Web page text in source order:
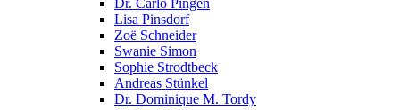
Dr. Carlo Pingen
Lisa Pinsdorf
Zoë Schneider
Swanie Simon
Sophie Strodtbeck
Andreas Stünkel
Dr. Dominique M. Tordy